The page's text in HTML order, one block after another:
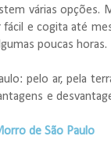
várias opções.
fácil e cogita até
poucas horas.
pelo ar, pela
e
de São Paulo